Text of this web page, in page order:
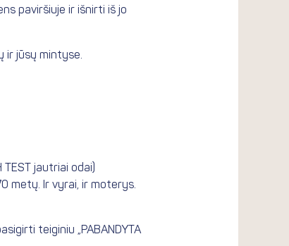
paviršiuje ir išnirti iš jo
ir jūsų mintyse.
jautriai odai)
metų. Ir vyrai, ir moterys.
teiginiu „PABANDYTA